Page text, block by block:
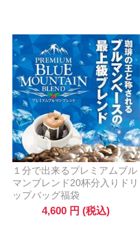
１分で出来るプレミアムブル
マンブレンド20杯分入りドリ
ップバッグ福袋
4,600 円 (税込)